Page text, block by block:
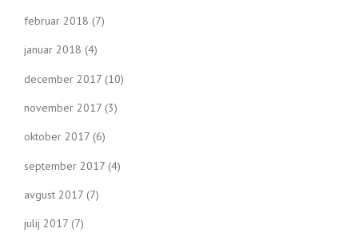
februar 2018 (7)
januar 2018 (4)
december 2017 (10)
november 2017 (3)
oktober 2017 (6)
september 2017 (4)
avgust 2017 (7)
julij 2017 (7)